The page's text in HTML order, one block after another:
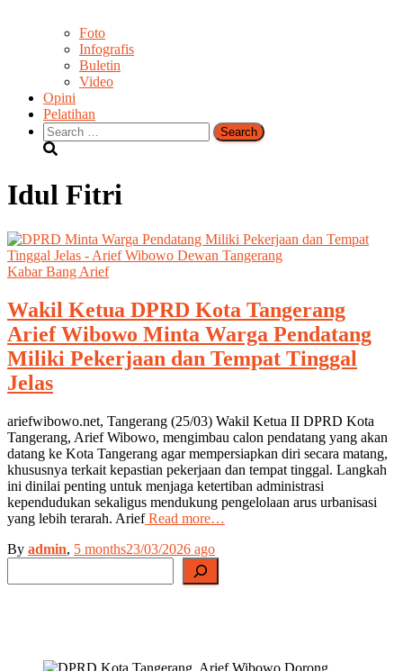
Foto
Infografis
Buletin
Video
Opini
Pelatihan
Search
for:
Idul Fitri
Kabar Bang Arief
Wakil Ketua DPRD Kota Tangerang
Arief Wibowo Minta Warga Pendatang
Miliki Pekerjaan dan Tempat Tinggal
Jelas
ariefwibowo.net, Tangerang (25/03) Wakil Ketua II DPRD Kota
Tangerang, Arief Wibowo, mengimbau calon pendatang yang akan
datang ke Kota Tangerang agar mempersiapkan diri secara matang,
khususnya terkait kepastian pekerjaan dan tempat tinggal. Langkah
ini dinilai penting untuk menjaga ketertiban administrasi
kependudukan sekaligus mendukung pengelolaan arus urbanisasi
yang lebih terarah. AriefRead more…
By admin, 5 months23/03/2026 ago